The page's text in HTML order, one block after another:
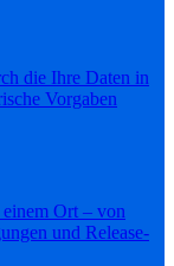
die Ihre Daten in
Vorgaben
Ort – von
und Release-